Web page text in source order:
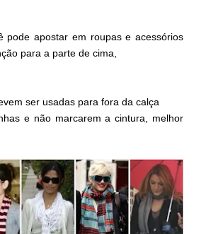
pode apostar em roupas e acessórios
para a parte de cima,
ser usadas para fora da calça
e não marcarem a cintura, melhor